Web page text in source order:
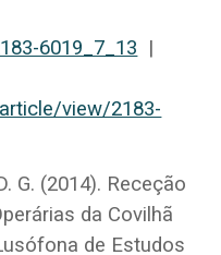
6019_7_13 |
view/2183-
G. (2014). Receção
da Covilhã
de Estudos